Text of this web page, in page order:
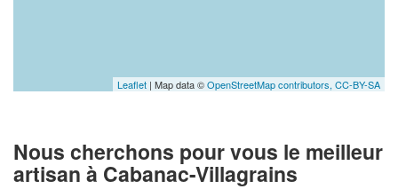
Leaflet | Map data ©OpenStreetMap contributors, CC-BY-SA
Nous cherchons pour vous le meilleur
artisan à Cabanac-Villagrains